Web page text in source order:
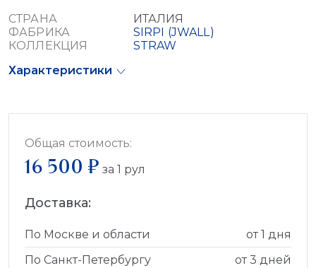
СТРАНА
ИТАЛИЯ
ФАБРИКА
SIRPI (JWALL)
КОЛЛЕКЦИЯ
STRAW
Характеристики
Общая стоимость:
16 500 ₽ за 1 рул
Доставка:
По Москве и области
от 1 дня
По Санкт-Петербургу
от 3 дней